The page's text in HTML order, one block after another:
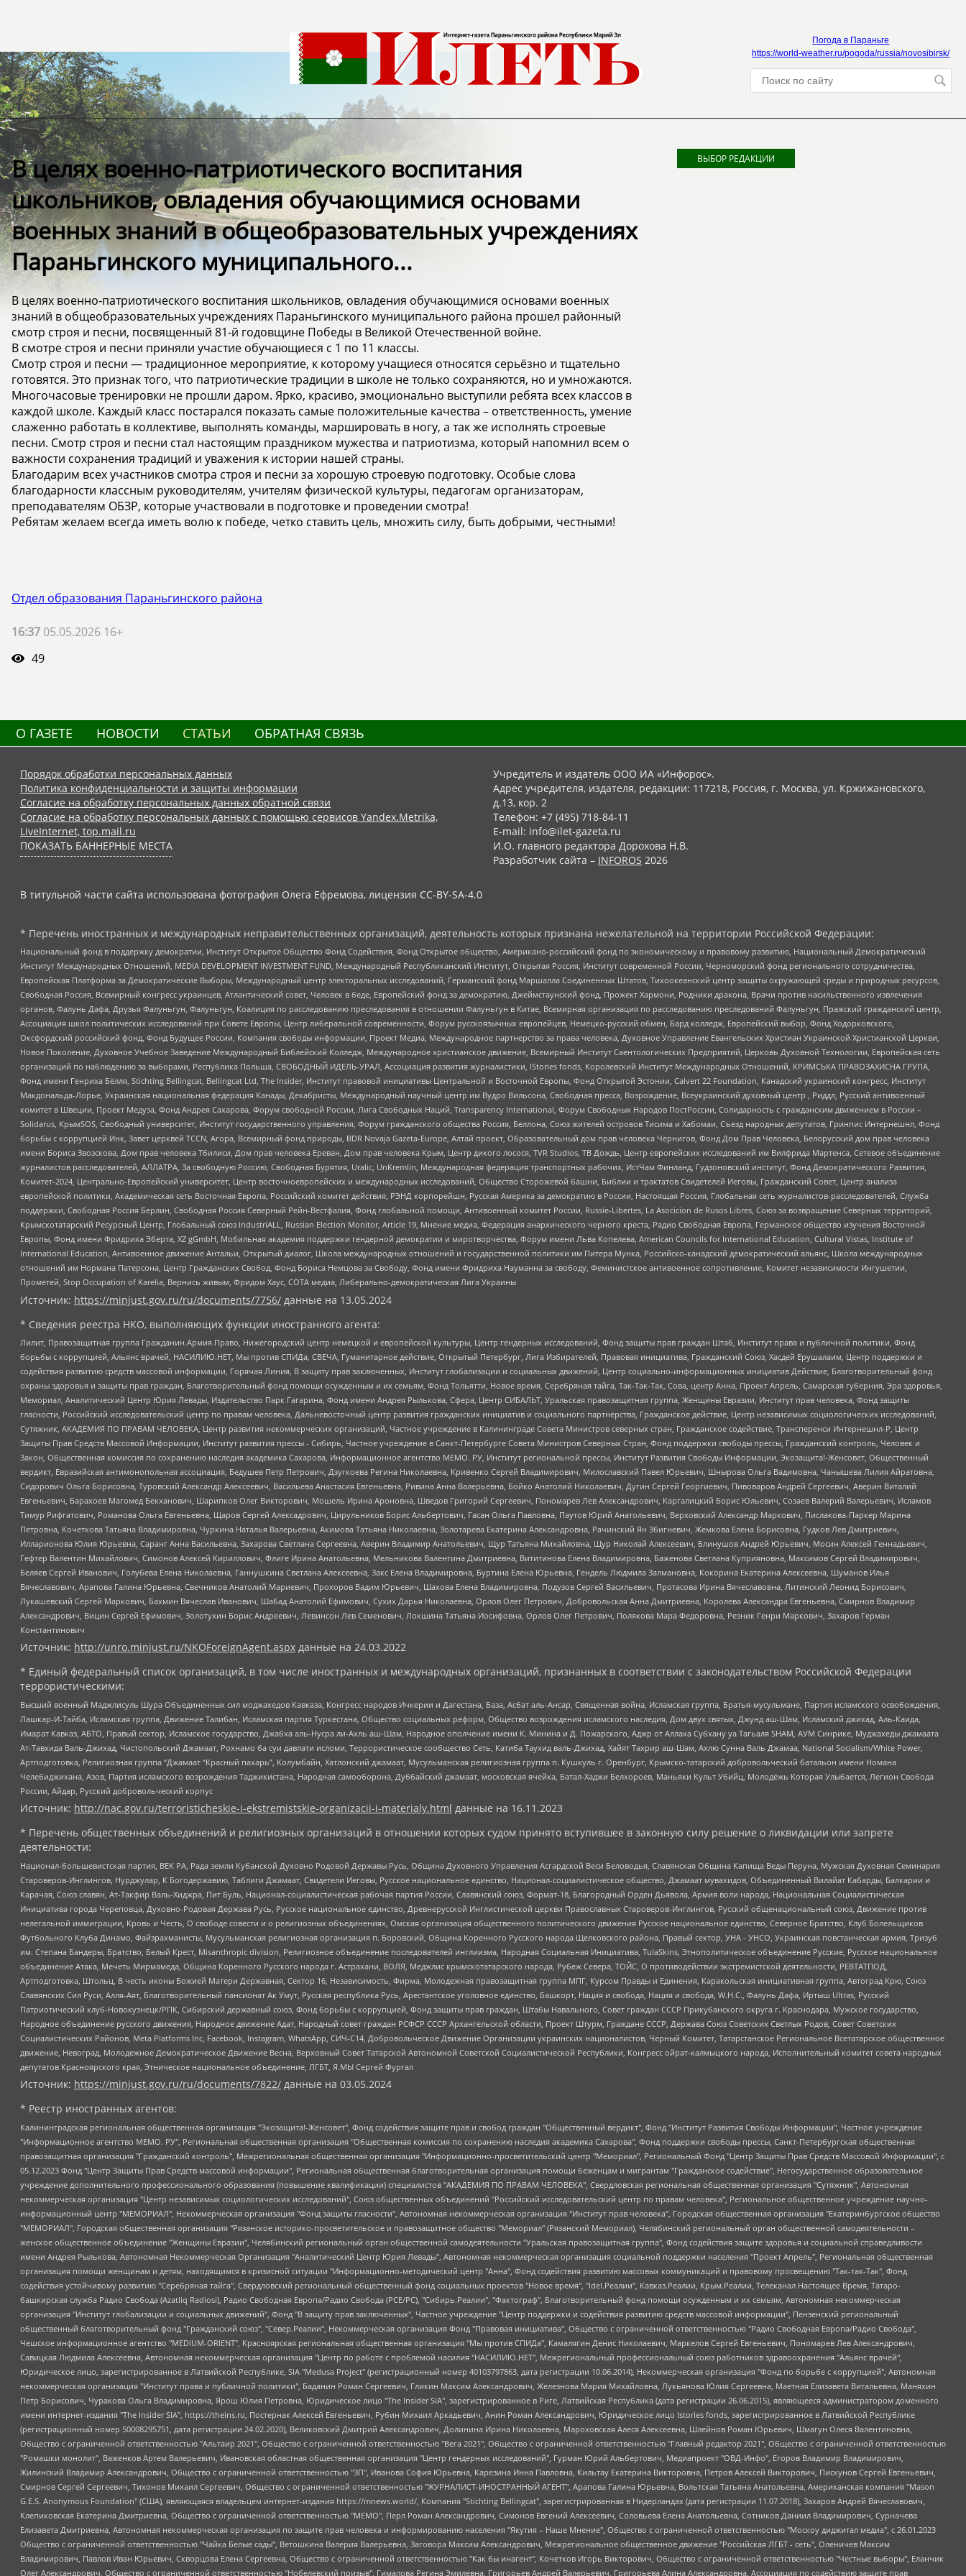
Погода в Параньге
https://world-weather.ru/pogoda/russia/novosibirsk/
В целях военно-патриотического воспитания
школьников, овладения обучающимися основами
военных знаний в общеобразовательных учреждениях
Параньгинского муниципального...
В целях военно-патриотического воспитания школьников, овладения обучающимися основами военных
знаний в общеобразовательных учреждениях Параньгинского муниципального района прошел районный
смотр строя и песни, посвященный 81-й годовщине Победы в Великой Отечественной войне.
В смотре строя и песни приняли участие обучающиеся с 1 по 11 классы.
Смотр строя и песни — традиционное мероприятие, к которому учащиеся относятся серьёзно и тщательно
готовятся. Это признак того, что патриотические традиции в школе не только сохраняются, но и умножаются.
Многочасовые тренировки не прошли даром. Ярко, красиво, эмоционально выступили ребята всех классов в
каждой школе. Каждый класс постарался показать самые положительные качества – ответственность, умение
слаженно работать в коллективе, выполнять команды, маршировать в ногу, а так же исполнять строевые
песни. Смотр строя и песни стал настоящим праздником мужества и патриотизма, который напомнил всем о
важности сохранения традиций и уважения к истории нашей страны.
Благодарим всех участников смотра строя и песни за хорошую строевую подготовку. Особые слова
благодарности классным руководителям, учителям физической культуры, педагогам организаторам,
преподавателям ОБЗР, которые участвовали в подготовке и проведении смотра!
Ребятам желаем всегда иметь волю к победе, четко ставить цель, множить силу, быть добрыми, честными!
Отдел образования Параньгинского района
16:37 05.05.2026 16+
49
ВЫБОР РЕДАКЦИИ
О ГАЗЕТЕ НОВОСТИ СТАТЬИ ОБРАТНАЯ СВЯЗЬ
Порядок обработки персональных данных
Политика конфиденциальности и защиты информации
Согласие на обработку персональных данных обратной связи
Согласие на обработку персональных данных с помощью сервисов Yandex.Metrika,
LiveInternet, top.mail.ru
ПОКАЗАТЬ БАННЕРНЫЕ МЕСТА
Учредитель и издатель ООО ИА «Инфорос».
Адрес учредителя, издателя, редакции: 117218, Россия, г. Москва, ул. Кржижановского,
д.13, кор. 2
Телефон: +7 (495) 718-84-11
E-mail: info@ilet-gazeta.ru
И.О. главного редактора Дорохова Н.В.
Разработчик сайта – INFOROS 2026
В титульной части сайта использована фотография Олега Ефремова, лицензия CC-BY-SA-4.0
* Перечень иностранных и международных неправительственных организаций, деятельность которых признана нежелательной на территории Российской Федерации:
Национальный фонд в поддержку демократии, Институт Открытое Общество Фонд Содействия, Фонд Открытое общество, Американо-российский фонд по экономическому и правовому развитию, Национальный Демократический
Институт Международных Отношений, MEDIA DEVELOPMENT INVESTMENT FUND, Международный Республиканский Институт, Открытая Россия, Институт современной России, Черноморский фонд регионального сотрудничества,
Европейская Платформа за Демократические Выборы, Международный центр электоральных исследований, Германский фонд Маршалла Соединенных Штатов, Тихоокеанский центр защиты окружающей среды и природных ресурсов,
Свободная Россия, Всемирный конгресс украинцев, Атлантический совет, Человек в беде, Европейский фонд за демократию, Джеймстаунский фонд, Прожект Хармони, Родники дракона, Врачи против насильственного извлечения
органов, Фалунь Дафа, Друзья Фалуньгун, Фалуньгун, Коалиция по расследованию преследования в отношении Фалуньгун в Китае, Всемирная организация по расследованию преследований Фалуньгун, Пражский гражданский центр,
Ассоциация школ политических исследований при Совете Европы, Центр либеральной современности, Форум русскоязычных европейцев, Немецко-русский обмен, Бард колледж, Европейский выбор, Фонд Ходорковского,
Оксфордский российский фонд, Фонд Будущее России, Компания свободы информации, Проект Медиа, Международное партнерство за права человека, Духовное Управление Евангельских Христиан Украинской Христианской Церкви,
Новое Поколение, Духовное Учебное Заведение Международный Библейский Колледж, Международное христианское движение, Всемирный Институт Саентологических Предприятий, Церковь Духовной Технологии, Европейская сеть
организаций по наблюдению за выборами, Республика Польша, СВОБОДНЫЙ ИДЕЛЬ-УРАЛ, Ассоциация развития журналистики, IStories fonds, Королевский Институт Международных Отношений, КРИМСЬКА ПРАВОЗАХИСНА ГРУПА,
Фонд имени Генриха Бёлля, Stichting Bellingcat, Bellingcat Ltd, The Insider, Институт правовой инициативы Центральной и Восточной Европы, Фонд Открытой Эстонии, Calvert 22 Foundation, Канадский украинский конгресс, Институт
Макдональда-Лорье, Украинская национальная федерация Канады, Декабристы, Международный научный центр им Вудро Вильсона, Свободная пресса, Возрождение, Всеукраинский духовный центр , Риддл, Русский антивоенный
комитет в Швеции, Проект Медуза, Фонд Андрея Сахарова, Форум свободной России, Лига Свободных Наций, Transparеncy International, Форум Свободных Народов ПостРоссии, Солидарность с гражданским движением в России –
Solidarus, КрымSOS, Свободный университет, Институт государственного управления, Форум гражданского общества Россия, Беллона, Союз жителей островов Тисима и Хабомаи, Съезд народных депутатов, Гринпис Интернешнл, Фонд
борьбы с коррупцией Инк, Завет церквей TCCN, Агора, Всемирный фонд природы, BDR Novaja Gazeta-Europe, Алтай проект, Образовательный дом прав человека Чернигов, Фонд Дом Прав Человека, Белорусский дом прав человека
имени Бориса Звозскова, Дом прав человека Тбилиси, Дом прав человека Ереван, Дом прав человека Крым, Центр дикого лосося, TVR Studios, ТВ Дождь, Центр европейских исследований им Вилфрида Мартенса, Сетевое объединение
журналистов расследователей, АЛЛАТРА, За свободную Россию, Свободная Бурятия, Uralic, UnKremlin, Международная федерация транспортных рабочих, ИстЧам Финланд, Гудзоновский институт, Фонд Демократического Развития,
Комитет-2024, Центрально-Европейский университет, Центр восточноевропейских и международных исследований, Общество Сторожевой башни, Библии и трактатов Свидетелей Иеговы, Гражданский Совет, Центр анализа
европейской политики, Академическая сеть Восточная Европа, Российский комитет действия, РЭНД корпорейшн, Русская Америка за демократию в России, Настоящая Россия, Глобальная сеть журналистов-расследователей, Служба
поддержки, Свободная Россия Берлин, Свободная Россия Северный Рейн-Вестфалия, Фонд глобальной помощи, Антивоенный комитет России, Russie-Libertes, La Asocicion de Rusos Libres, Союз за возвращение Северных территорий,
Крымскотатарский Ресурсный Центр, Глобальный союз IndustriALL, Russian Election Monitor, Article 19, Мнение медиа, Федерация анархического черного креста, Радио Свободная Европа, Германское общество изучения Восточной
Европы, Фонд имени Фридриха Эберта, XZ gGmbH, Мобильная академия поддержки гендерной демократии и миротворчества, Форум имени Льва Копелева, American Councils for International Education, Cultural Vistas, Institute of
International Education, Антивоенное движение Антальи, Открытый диалог, Школа международных отношений и государственной политики им Питера Мунка, Российско-канадский демократический альянс, Школа международных
отношений им Нормана Патерсона, Центр Гражданских Свобод, Фонд Бориса Немцова за Свободу, Фонд имени Фридриха Науманна за свободу, Феминистское антивоенное сопротивление, Комитет независимости Ингушетии,
Прометей, Stop Occupation of Karelia, Вернись живым, Фридом Хаус, СОТА медиа, Либерально-демократическая Лига Украины
Источник: https://minjust.gov.ru/ru/documents/7756/ данные на 13.05.2024
* Сведения реестра НКО, выполняющих функции иностранного агента:
Лилит, Правозащитная группа Гражданин.Армия.Право, Нижегородский центр немецкой и европейской культуры, Центр гендерных исследований, Фонд защиты прав граждан Штаб, Институт права и публичной политики, Фонд
борьбы с коррупцией, Альянс врачей, НАСИЛИЮ.НЕТ, Мы против СПИДа, СВЕЧА, Гуманитарное действие, Открытый Петербург, Лига Избирателей, Правовая инициатива, Гражданский Союз, Хасдей Ерушалаим, Центр поддержки и
содействия развитию средств массовой информации, Горячая Линия, В защиту прав заключенных, Институт глобализации и социальных движений, Центр социально-информационных инициатив Действие, Благотворительный фонд
охраны здоровья и защиты прав граждан, Благотворительный фонд помощи осужденным и их семьям, Фонд Тольятти, Новое время, Серебряная тайга, Так-Так-Так, Сова, центр Анна, Проект Апрель, Самарская губерния, Эра здоровья,
Мемориал, Аналитический Центр Юрия Левады, Издательство Парк Гагарина, Фонд имени Андрея Рылькова, Сфера, Центр СИБАЛЬТ, Уральская правозащитная группа, Женщины Евразии, Институт прав человека, Фонд защиты
гласности, Российский исследовательский центр по правам человека, Дальневосточный центр развития гражданских инициатив и социального партнерства, Гражданское действие, Центр независимых социологических исследований,
Сутяжник, АКАДЕМИЯ ПО ПРАВАМ ЧЕЛОВЕКА, Центр развития некоммерческих организаций, Частное учреждение в Калининграде Совета Министров северных стран, Гражданское содействие, Трансперенси Интернешнл-Р, Центр
Защиты Прав Средств Массовой Информации, Институт развития прессы - Сибирь, Частное учреждение в Санкт-Петербурге Совета Министров Северных Стран, Фонд поддержки свободы прессы, Гражданский контроль, Человек и
Закон, Общественная комиссия по сохранению наследия академика Сахарова, Информационное агентство МЕМО. РУ, Институт региональной прессы, Институт Развития Свободы Информации, Экозащита!-Женсовет, Общественный
вердикт, Евразийская антимонопольная ассоциация, Бедушев Петр Петрович, Дзугкоева Регина Николаевна, Кривенко Сергей Владимирович, Милославский Павел Юрьевич, Шнырова Ольга Вадимовна, Чанышева Лилия Айратовна,
Сидорович Ольга Борисовна, Туровский Александр Алексеевич, Васильева Анастасия Евгеньевна, Ривина Анна Валерьевна, Бойко Анатолий Николаевич, Дугин Сергей Георгиевич, Пивоваров Андрей Сергеевич, Аверин Виталий
Евгеньевич, Барахоев Магомед Бекханович, Шарипков Олег Викторович, Мошель Ирина Ароновна, Шведов Григорий Сергеевич, Пономарев Лев Александрович, Каргалицкий Борис Юльевич, Созаев Валерий Валерьевич, Исламов
Тимур Рифгатович, Романова Ольга Евгеньевна, Щаров Сергей Алексадрович, Цирульников Борис Альбертович, Гасан Ольга Павловна, Паутов Юрий Анатольевич, Верховский Александр Маркович, Пислакова-Паркер Марина
Петровна, Кочеткова Татьяна Владимировна, Чуркина Наталья Валерьевна, Акимова Татьяна Николаевна, Золотарева Екатерина Александровна, Рачинский Ян Збигневич, Жемкова Елена Борисовна, Гудков Лев Дмитриевич,
Илларионова Юлия Юрьевна, Саранг Анна Васильевна, Захарова Светлана Сергеевна, Аверин Владимир Анатольевич, Щур Татьяна Михайловна, Щур Николай Алексеевич, Блинушов Андрей Юрьевич, Мосин Алексей Геннадьевич,
Гефтер Валентин Михайлович, Симонов Алексей Кириллович, Флиге Ирина Анатольевна, Мельникова Валентина Дмитриевна, Вититинова Елена Владимировна, Баженова Светлана Куприяновна, Максимов Сергей Владимирович,
Беляев Сергей Иванович, Голубева Елена Николаевна, Ганнушкина Светлана Алексеевна, Закс Елена Владимировна, Буртина Елена Юрьевна, Гендель Людмила Залмановна, Кокорина Екатерина Алексеевна, Шуманов Илья
Вячеславович, Арапова Галина Юрьевна, Свечников Анатолий Мариевич, Прохоров Вадим Юрьевич, Шахова Елена Владимировна, Подузов Сергей Васильевич, Протасова Ирина Вячеславовна, Литинский Леонид Борисович,
Лукашевский Сергей Маркович, Бахмин Вячеслав Иванович, Шабад Анатолий Ефимович, Сухих Дарья Николаевна, Орлов Олег Петрович, Добровольская Анна Дмитриевна, Королева Александра Евгеньевна, Смирнов Владимир
Александрович, Вицин Сергей Ефимович, Золотухин Борис Андреевич, Левинсон Лев Семенович, Локшина Татьяна Иосифовна, Орлов Олег Петрович, Полякова Мара Федоровна, Резник Генри Маркович, Захаров Герман
Константинович
Источник: http://unro.minjust.ru/NKOForeignAgent.aspx данные на 24.03.2022
* Единый федеральный список организаций, в том числе иностранных и международных организаций, признанных в соответствии с законодательством Российской Федерации
террористическими:
Высший военный Маджлисуль Шура Объединенных сил моджахедов Кавказа, Конгресс народов Ичкерии и Дагестана, База, Асбат аль-Ансар, Священная война, Исламская группа, Братья-мусульмане, Партия исламского освобождения,
Лашкар-И-Тайба, Исламская группа, Движение Талибан, Исламская партия Туркестана, Общество социальных реформ, Общество возрождения исламского наследия, Дом двух святых, Джунд аш-Шам, Исламский джихад, Аль-Каида,
Имарат Кавказ, АБТО, Правый сектор, Исламское государство, Джабха аль-Нусра ли-Ахль аш-Шам, Народное ополчение имени К. Минина и Д. Пожарского, Аджр от Аллаха Субхану уа Тагьаля SHAM, АУМ Синрике, Муджахеды джамаата
Ат-Тавхида Валь-Джихад, Чистопольский Джамаат, Рохнамо ба суи давлати исломи, Террористическое сообщество Сеть, Катиба Таухид валь-Джихад, Хайят Тахрир аш-Шам, Ахлю Сунна Валь Джамаа, National Socialism/White Power,
Артподготовка, Религиозная группа “Джамаат “Красный пахарь”, Колумбайн, Хатлонский джамаат, Мусульманская религиозная группа п. Кушкуль г. Оренбург, Крымско-татарский добровольческий батальон имени Номана
Челебиджихана, Азов, Партия исламского возрождения Таджикистана, Народная самооборона, Дуббайский джамаат, московская ячейка, Батал-Хаджи Белхороев, Маньяки Культ Убийц, Молодёжь Которая Улыбается, Легион Свобода
России, Айдар, Русский добровольческий корпус
Источник: http://nac.gov.ru/terroristicheskie-i-ekstremistskie-organizacii-i-materialy.html данные на 16.11.2023
* Перечень общественных объединений и религиозных организаций в отношении которых судом принято вступившее в законную силу решение о ликвидации или запрете
деятельности:
Национал-большевистская партия, ВЕК РА, Рада земли Кубанской Духовно Родовой Державы Русь, Община Духовного Управления Асгардской Веси Беловодья, Славянская Община Капища Веды Перуна, Мужская Духовная Семинария
Староверов-Инглингов, Нурджулар, К Богодержавию, Таблиги Джамаат, Свидетели Иеговы, Русское национальное единство, Национал-социалистическое общество, Джамаат мувахидов, Объединенный Вилайат Кабарды, Балкарии и
Карачая, Союз славян, Ат-Такфир Валь-Хиджра, Пит Буль, Национал-социалистическая рабочая партия России, Славянский союз, Формат-18, Благородный Орден Дьявола, Армия воли народа, Национальная Социалистическая
Инициатива города Череповца, Духовно-Родовая Держава Русь, Русское национальное единство, Древнерусской Инглистической церкви Православных Староверов-Инглингов, Русский общенациональный союз, Движение против
нелегальной иммиграции, Кровь и Честь, О свободе совести и о религиозных объединениях, Омская организация общественного политического движения Русское национальное единство, Северное Братство, Клуб Болельщиков
Футбольного Клуба Динамо, Файзрахманисты, Мусульманская религиозная организация п. Боровский, Община Коренного Русского народа Щелковского района, Правый сектор, УНА - УНСО, Украинская повстанческая армия, Тризуб
им. Степана Бандеры, Братство, Белый Крест, Misanthropic division, Религиозное объединение последователей инглиизма, Народная Социальная Инициатива, TulaSkins, Этнополитическое объединение Русские, Русское национальное
объединение Атака, Мечеть Мирмамеда, Община Коренного Русского народа г. Астрахани, ВОЛЯ, Меджлис крымскотатарского народа, Рубеж Севера, ТОЙС, О противодействии экстремистской деятельности, РЕВТАТПОД,
Артподготовка, Штольц, В честь иконы Божией Матери Державная, Сектор 16, Независимость, Фирма, Молодежная правозащитная группа МПГ, Курсом Правды и Единения, Каракольская инициативная группа, Автоград Крю, Союз
Славянских Сил Руси, Алля-Аят, Благотворительный пансионат Ак Умут, Русская республика Русь, Арестантское уголовное единство, Башкорт, Нация и свобода, Нация и свобода, W.H.С., Фалунь Дафа, Иртыш Ultras, Русский
Патриотический клуб-Новокузнецк/РПК, Сибирский державный союз, Фонд борьбы с коррупцией, Фонд защиты прав граждан, Штабы Навального, Совет граждан СССР Прикубанского округа г. Краснодара, Мужское государство,
Народное объединение русского движения, Народное движение Адат, Народный совет граждан РСФСР СССР Архангельской области, Проект Штурм, Граждане СССР, Держава Союз Советских Светлых Родов, Совет Советских
Социалистических Районов, Meta Platforms Inc, Facebook, Instagram, WhatsApp, СИЧ-С14, Добровольческое Движение Организации украинских националистов, Черный Комитет, Татарстанское Региональное Всетатарское общественное
движение, Невоград, Молодежное Демократическое Движение Весна, Верховный Совет Татарской Автономной Советской Социалистической Республики, Конгресс ойрат-калмыцкого народа, Исполнительный комитет совета народных
депутатов Красноярского края, Этническое национальное объединение, ЛГБТ, Я.МЫ Сергей Фургал
Источник: https://minjust.gov.ru/ru/documents/7822/ данные на 03.05.2024
* Реестр иностранных агентов:
Калининградская региональная общественная организация "Экозащита!-Женсовет", Фонд содействия защите прав и свобод граждан "Общественный вердикт", Фонд "Институт Развития Свободы Информации", Частное учреждение "Информационное агентство МЕМО. РУ", Региональная общественная организация "Общественная комиссия по сохранению наследия академика Сахарова", Фонд поддержки свободы прессы, Санкт-Петербургская общественная правозащитная организация "Гражданский контроль", Межрегиональная общественная организация "Информационно-просветительский центр "Мемориал", Региональный Фонд "Центр Защиты Прав Средств Массовой Информации", с 05.12.2023 Фонд "Центр Защиты Прав Средств массовой информации", Региональная общественная благотворительная организация помощи беженцам и мигрантам "Гражданское содействие", Негосударственное образовательное учреждение дополнительного профессионального образования (повышение квалификации) специалистов "АКАДЕМИЯ ПО ПРАВАМ ЧЕЛОВЕКА", Свердловская региональная общественная организация "Сутяжник", Автономная некоммерческая организация "Центр независимых социологических исследований", Союз общественных объединений "Российский исследовательский центр по правам человека", Региональное общественное учреждение научно-информационный центр "МЕМОРИАЛ", Некоммерческая организация "Фонд защиты гласности", Автономная некоммерческая организация "Институт прав человека", Городская общественная организация "Екатеринбургское общество "МЕМОРИАЛ", Городская общественная организация "Рязанское историко-просветительское и правозащитное общество "Мемориал" (Рязанский Мемориал), Челябинский региональный орган общественной самодеятельности – женское общественное объединение "Женщины Евразии", Челябинский региональный орган общественной самодеятельности "Уральская правозащитная группа", Фонд содействия защите здоровья и социальной справедливости имени Андрея Рылькова, Автономная Некоммерческая Организация "Аналитический Центр Юрия Левады", Автономная некоммерческая организация социальной поддержки населения "Проект Апрель", Региональная общественная организация помощи женщинам и детям, находящимся в кризисной ситуации "Информационно-методический центр "Анна", Фонд содействия развитию массовых коммуникаций и правовому просвещению "Так-так-Так", Фонд содействия устойчивому развитию "Серебряная тайга", Свердловский региональный общественный фонд социальных проектов "Новое время", "Idel.Реалии", Кавказ.Реалии, Крым.Реалии, Телеканал Настоящее Время, Татаро-башкирская служба Радио Свобода (Azatliq Radiosi), Радио Свободная Европа/Радио Свобода (PCE/PC), "Сибирь.Реалии", "Фактограф", Благотворительный фонд помощи осужденным и их семьям, Автономная некоммерческая организация "Институт глобализации и социальных движений", Фонд "В защиту прав заключенных", Частное учреждение "Центр поддержки и содействия развитию средств массовой информации", Пензенский региональный общественный благотворительный фонд "Гражданский союз", "Север.Реалии", Некоммерческая организация Фонд "Правовая инициатива", Общество с ограниченной ответственностью "Радио Свободная Европа/Радио Свобода", Чешское информационное агентство "MEDIUM-ORIENT", Красноярская региональная общественная организация "Мы против СПИДа", Камалягин Денис Николаевич, Маркелов Сергей Евгеньевич, Пономарев Лев Александрович, Савицкая Людмила Алексеевна, Автономная некоммерческая организация "Центр по работе с проблемой насилия "НАСИЛИЮ.НЕТ", Межрегиональный профессиональный союз работников здравоохранения "Альянс врачей", Юридическое лицо, зарегистрированное в Латвийской Республике, SIA "Medusa Project" (регистрационный номер 40103797863, дата регистрации 10.06.2014), Некоммерческая организация "Фонд по борьбе с коррупцией", Автономная некоммерческая организация "Институт права и публичной политики", Баданин Роман Сергеевич, Гликин Максим Александрович, Железнова Мария Михайловна, Лукьянова Юлия Сергеевна, Маетная Елизавета Витальевна, Маняхин Петр Борисович, Чуракова Ольга Владимировна, Ярош Юлия Петровна, Юридическое лицо "The Insider SIA", зарегистрированное в Риге, Латвийская Республика (дата регистрации 26.06.2015), являющееся администратором доменного имени интернет-издания "The Insider SIA", https://theins.ru, Постернак Алексей Евгеньевич, Рубин Михаил Аркадьевич, Анин Роман Александрович, Юридическое лицо Istories fonds, зарегистрированное в Латвийской Республике (регистрационный номер 50008295751, дата регистрации 24.02.2020), Великовский Дмитрий Александрович, Долинина Ирина Николаевна, Мароховская Алеся Алексеевна, Шлейнов Роман Юрьевич, Шмагун Олеся Валентиновна, Общество с ограниченной ответственностью "Альтаир 2021", Общество с ограниченной ответственностью "Вега 2021", Общество с ограниченной ответственностью "Главный редактор 2021", Общество с ограниченной ответственностью "Ромашки монолит", Важенков Артем Валерьевич, Ивановская областная общественная организация "Центр гендерных исследований", Гурман Юрий Альбертович, Медиапроект "ОВД-Инфо", Егоров Владимир Владимирович, Жилинский Владимир Александрович, Общество с ограниченной ответственностью "ЗП", Иванова София Юрьевна, Карезина Инна Павловна, Кильтау Екатерина Викторовна, Петров Алексей Викторович, Пискунов Сергей Евгеньевич, Смирнов Сергей Сергеевич, Тихонов Михаил Сергеевич, Общество с ограниченной ответственностью "ЖУРНАЛИСТ-ИНОСТРАННЫЙ АГЕНТ", Арапова Галина Юрьевна, Вольтская Татьяна Анатольевна, Американская компания "Mason G.E.S. Anonymous Foundation" (США), являющаяся владельцем интернет-издания https://mnews.world/, Компания "Stichting Bellingcat", зарегистрированная в Нидерландах (дата регистрации 11.07.2018), Захаров Андрей Вячеславович, Клепиковская Екатерина Дмитриевна, Общество с ограниченной ответственностью "МЕМО", Перл Роман Александрович, Симонов Евгений Алексеевич, Соловьева Елена Анатольевна, Сотников Даниил Владимирович, Сурначева Елизавета Дмитриевна, Автономная некоммерческая организация по защите прав человека и информированию населения "Якутия – Наше Мнение", Общество с ограниченной ответственностью "Москоу диджитал медиа", с 26.01.2023 Общество с ограниченной ответственностью "Чайка Белые сады", Ветошкина Валерия Валерьевна, Заговора Максим Александрович, Межрегиональное общественное движение "Российская ЛГБТ - сеть", Оленичев Максим Владимирович, Павлов Иван Юрьевич, Скворцова Елена Сергеевна, Общество с ограниченной ответственностью "Как бы инагент", Кочетков Игорь Викторович, Общество с ограниченной ответственностью "Честные выборы", Еланчик Олег Александрович, Общество с ограниченной ответственностью "Нобелевский призыв", Гималова Регина Эмилевна, Григорьев Андрей Валерьевич, Григорьева Алина Александровна, Ассоциация по содействию защите прав призывников, альтернативнослужащих и военнослужащих "Правозащитная группа "Гражданин.Армия.Право", Хисамова Регина Фаритовна, Автономная некоммерческая организация по реализации социально-правовых программ "Лилит", Дальневосточное общественное движение "Маяк", Санкт-Петербургская ЛГБТ-инициативная группа "Выход", Инициативная группа ЛГБТ+ "Реверс", Алексеев Андрей Викторович, Бекбулатова Таисия Львовна, Беляев Иван Михайлович, Владыкина Елена Сергеевна, Гельман Марат Александрович, Никульшина Вероника Юрьевна, Толоконникова Надежда Андреевна, Шендерович Виктор Анатольевич, Общество с ограниченной ответственностью "Данное сообщение", Общество с ограниченной ответственностью Издательский дом "Новая глава", Айнбиндер Александра Александровна, Московский комьюнити-центр для ЛГБТ+инициатив, Благотворительный фонд развития филантропии, Deutsche Welle (Германия, Kurt-Schumacher-Strasse 3, 53113 Bonn), Борзунова Мария Михайловна, Воробьев Виктор Викторович, Голубева Анна Львовна, Константинова Алла Михайловна, Малкова Ирина Владимировна, Мурадов Мурад Абдулгалимович, Осетинская Елизавета Николаевна, Понасенков Евгений Николаевич, Ганапольский Матвей Юрьевич, Киселев Евгений Алексеевич, Борухович Ирина Григорьевна, Дремин Иван Тимофеевич, Дубровский Дмитрий Викторович, Красноярская региональная общественная организация поддержки и развития альтернативных образовательных технологий и межкультурных коммуникаций "ИНТЕРРА", Маяковская Екатерина Алексеевна, Фейгин Марк Захарович, Филимонов Андрей Викторович, Дзугкоева Регина Николаевна, Доброхотов Роман Александрович, Дудь Юрий Александрович, Елкин Сергей Владимирович, Кругликов Кирилл Игоревич, Сабунаева Мария Леонидовна, Семенов Алексей Владимирович, Шаинян Карен Багратович, Шульман Екатерина Михайловна, Асафьев Артур Валерьевич, Вахштайн Виктор Семенович, Венедиктов Алексей Алексеевич, Лушникова Екатерина Евгеньевна, Волков Леонид Михайлович, Невзоров Александр Глебович, Пархоменко Сергей Борисович, Сироткин Ярослав Николаевич, Кара-Мурза Владимир Владимирович, Баранова Наталья Владимировна, Гозман Леонид Яковлевич, Кагарлицкий Борис Юльевич, Климарев Михаил Валерьевич, Милов Владимир Станиславович, Автономная некоммерческая организация Краснодарский центр современного искусства "Типография", Моргенштерн Алишер Тагирович, Соболь Любовь Эдуардовна, Общество с ограниченной ответственностью "ЛИЗА НОРМ", Каспаров Гарри Кимович, Ходорковский Михаил Борисович, Общество с ограниченной ответственностью "Апрельские тезисы", Данилович Ирина Брониславовна, Кашин Олег Владимирович, Петров Николай Владимирович, Пивоваров Алексей Владимирович, Соколов Михаил Владимирович, Цветкова Юлия Владимировна, Чичваркин Евгений Александрович, Комитет против пыток/Команда против пыток, Общество с ограниченной ответственностью "Первый научный", Общество с ограниченной ответственностью "Вертолет и ко", Белоцерковская Вероника Борисовна, Кац Максим Евгеньевич, Лазарева Татьяна Юрьевна, Шаведдинов Руслан Табризович, Яшин Илья Валерьевич, Общество с ограниченной ответственностью "Иноагент ААВ", Алешковский Дмитрий Петрович, Альбац Евгения Марковна, Быков Дмитрий Львович, Галямина Юлия Евгеньевна, Лойко Сергей Леонидович, Мартынов Кирилл Константинович, Медведев Сергей Александрович, Крашенинников Федор Геннадиевич, Гордеева Катерина Вл